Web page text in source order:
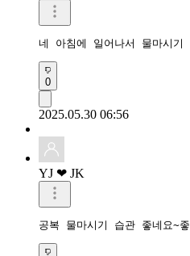
네 아침에 일어나서 물마시기
0
2025.05.30 06:56
YJ ❤ JK
공복 물마시기 습관 좋네요~